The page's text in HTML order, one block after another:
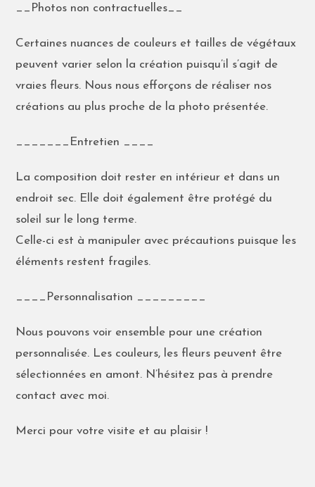
__Photos non contractuelles__
Certaines nuances de couleurs et tailles de végétaux
peuvent varier selon la création puisqu’il s’agit de
vraies fleurs. Nous nous efforçons de réaliser nos
créations au plus proche de la photo présentée.
_______Entretien ____
La composition doit rester en intérieur et dans un
endroit sec. Elle doit également être protégé du
soleil sur le long terme.
Celle-ci est à manipuler avec précautions puisque les
éléments restent fragiles.
____Personnalisation _________
Nous pouvons voir ensemble pour une création
personnalisée. Les couleurs, les fleurs peuvent être
sélectionnées en amont. N’hésitez pas à prendre
contact avec moi.
Merci pour votre visite et au plaisir !